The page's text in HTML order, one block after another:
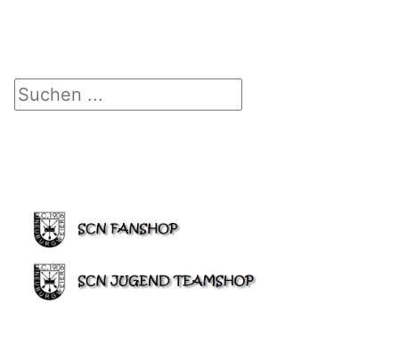
Suchen ...